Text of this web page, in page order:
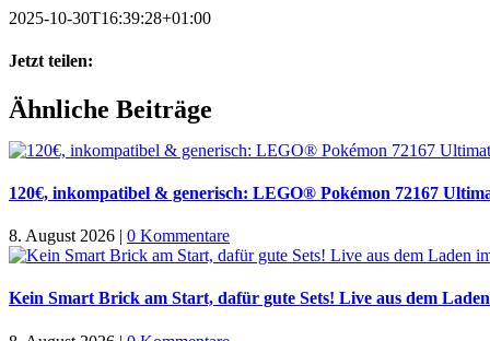
2025-10-30T16:39:28+01:00
Jetzt teilen:
Facebook
X
WhatsApp
Pinterest
E-
Mail
Ähnliche Beiträge
120€, inkompatibel & generisch: LEGO® Pokémon 72167
8. August 2026 | 0 Kommentare
Kein Smart Brick am Start, dafür gute Sets! Live aus dem